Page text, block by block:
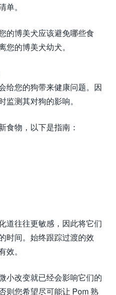
。
的博美犬应该避免哪些食
的博美犬幼犬。
给您的狗带来健康问题。因
测其对狗的影响。
食物，以下是指南：
道往往更敏感，因此将它们
时间。始终跟踪过渡的效
。
小改变就已经会影响它们的
则您希望尽可能让 Pom 熟